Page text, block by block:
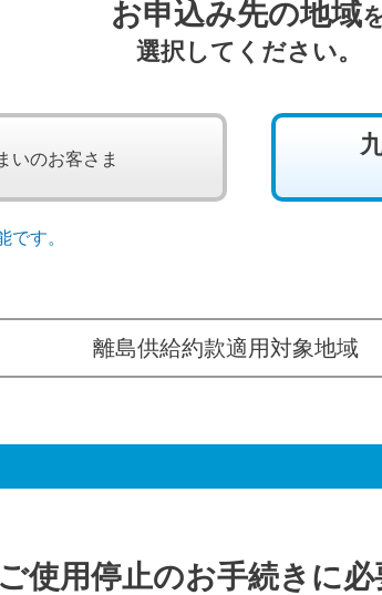
お申込み先の地域
選択してください。
いのお客さま
です。
離島供給約款適用対象地域
ご使用停止のお手続きに